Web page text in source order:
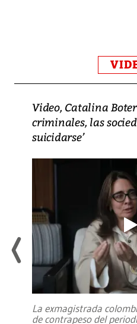
Video, Catalina
criminales, las
suicidarse’
La exmagistrada
de contrapeso del